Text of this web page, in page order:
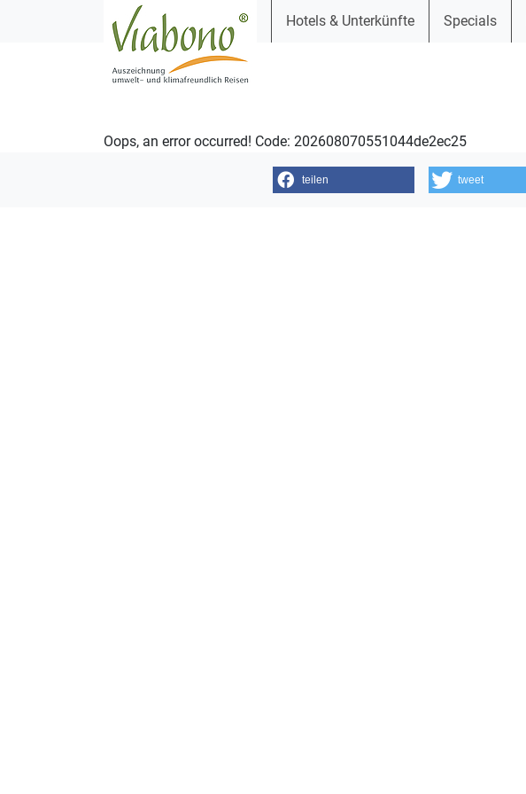
Hotels & Unterkünfte Specials
Oops, an error occurred! Code: 202608070551044de2ec25
teilen tweet